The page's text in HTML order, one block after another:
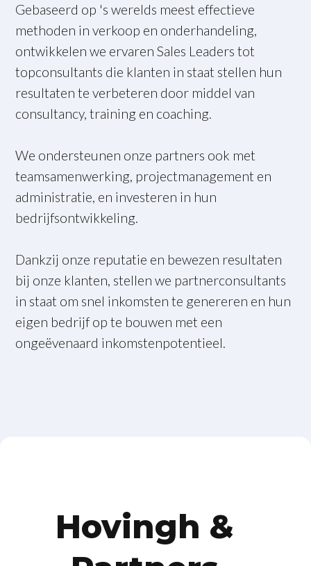
Gebaseerd op 's werelds meest effectieve
methoden in verkoop en onderhandeling,
ontwikkelen we ervaren Sales Leaders tot
topconsultants die klanten in staat stellen hun
resultaten te verbeteren door middel van
consultancy, training en coaching.
We ondersteunen onze partners ook met
teamsamenwerking, projectmanagement en
administratie, en investeren in hun
bedrijfsontwikkeling.
Dankzij onze reputatie en bewezen resultaten
bij onze klanten, stellen we partnerconsultants
in staat om snel inkomsten te genereren en hun
eigen bedrijf op te bouwen met een
ongeëvenaard inkomstenpotentieel.
Hovingh &